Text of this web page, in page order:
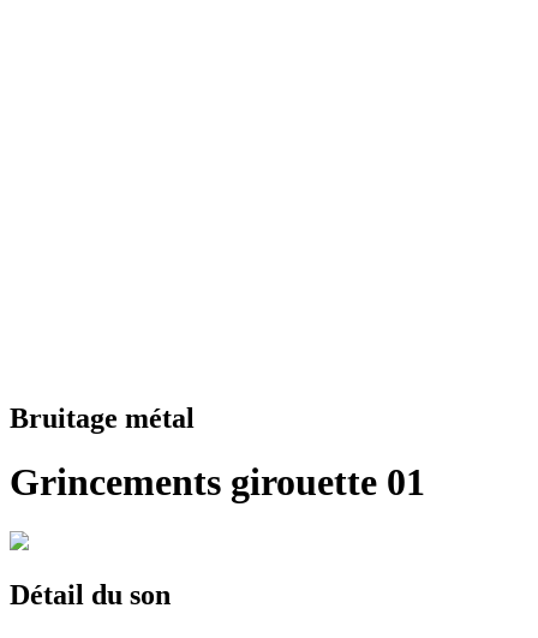
Bruitage métal
Grincements girouette 01
Détail du son